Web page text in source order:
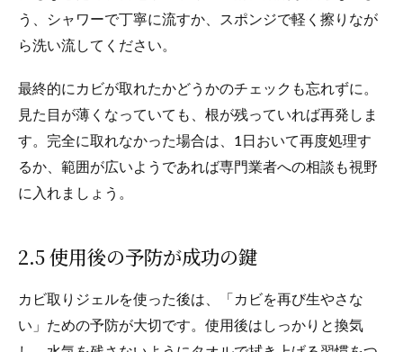
う、シャワーで丁寧に流すか、スポンジで軽く擦りなが
ら洗い流してください。
最終的にカビが取れたかどうかのチェックも忘れずに。
見た目が薄くなっていても、根が残っていれば再発しま
す。完全に取れなかった場合は、1日おいて再度処理す
るか、範囲が広いようであれば専門業者への相談も視野
に入れましょう。
2.5 使用後の予防が成功の鍵
カビ取りジェルを使った後は、「カビを再び生やさな
い」ための予防が大切です。使用後はしっかりと換気